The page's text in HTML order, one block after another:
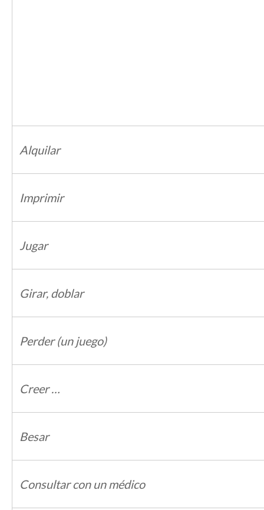
Alquilar
Imprimir
Jugar
Girar, doblar
Perder (un juego)
Creer …
Besar
Consultar con un médico